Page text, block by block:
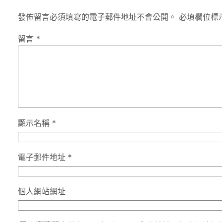
發佈留言必須填寫的電子郵件地址不會公開。 必填欄位
留言 *
顯示名稱 *
電子郵件地址 *
個人網站網址